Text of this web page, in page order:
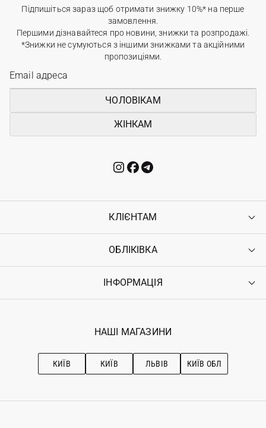
Підпишіться зараз щоб отримати знижку 10%* на перше
замовлення.
Першими дізнавайтеся про новини, знижки та розпродажі.
*Знижки не сумуються з іншими знижками та акційними
пропозиціями.
ЧОЛОВІКАМ
ЖІНКАМ
КЛІЄНТАМ
Контакти
Повернення
Гарантія
ОБЛІКІВКА
Увійти
Ostriv Club+
ІНФОРМАЦІЯ
Наші магазини
Рекомендації з догляду
НАШІ МАГАЗИНИ
КИЇВ КИЇВ ЛЬВІВ КИЇВ ОБЛ